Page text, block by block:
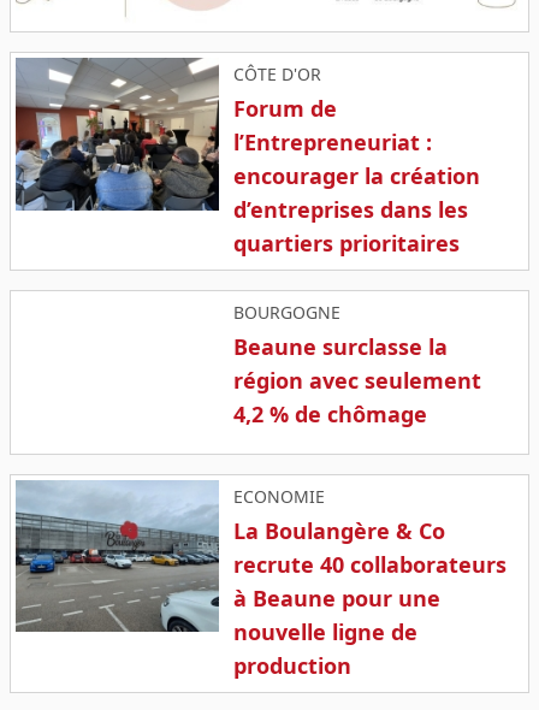
CÔTE D'OR
Forum de
l’Entrepreneuriat :
encourager la création
d’entreprises dans les
quartiers prioritaires
BOURGOGNE
Beaune surclasse la
région avec seulement
4,2 % de chômage
ECONOMIE
La Boulangère & Co
recrute 40 collaborateurs
à Beaune pour une
nouvelle ligne de
production